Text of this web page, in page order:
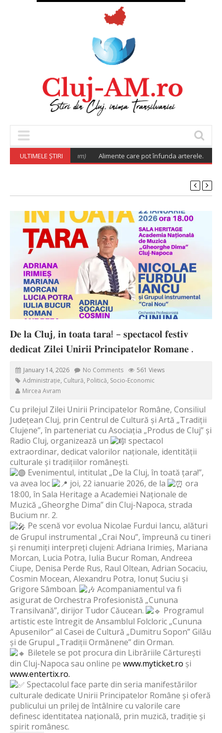
ULTIMELE ȘTIRI
(August 5, 2026 6:02 am) Alimente care pot înfunda arterele. Cu ce le
𝐃𝐞 𝐥𝐚 𝐂𝐥𝐮𝐣, 𝐢𝐧 𝐭𝐨𝐚𝐭𝐚 𝐭𝐚𝐫𝐚! – 𝐬𝐩𝐞𝐜𝐭𝐚𝐜𝐨𝐥 𝐟𝐞𝐬𝐭𝐢𝐯
𝐝𝐞𝐝𝐢𝐜𝐚𝐭 𝐙𝐢𝐥𝐞𝐢 𝐔𝐧𝐢𝐫𝐢𝐢 𝐏𝐫𝐢𝐧𝐜𝐢𝐩𝐚𝐭𝐞𝐥𝐨𝐫 𝐑𝐨𝐦𝐚𝐧𝐞 .
January 14, 2026 No Comments
561 Views
Administrație, Cultură, Politică, Socio-Economic
Mircea Avram
Cu prilejul Zilei Unirii Principatelor Române, Consiliul
Județean Cluj, prin Centrul de Cultură și Artă „Tradiții
Clujene”, în parteneriat cu Asociația „Produs de Cluj” și
Radio Cluj, organizează un
spectacol
extraordinar, dedicat valorilor naționale, identității
culturale și tradițiilor românești.
Evenimentul, intitulat „De la Cluj, în toată țara!”,
va avea loc
joi, 22 ianuarie 2026, de la
ora
18:00, în Sala Heritage a Academiei Naționale de
Muzică „Gheorghe Dima” din Cluj-Napoca, strada
Bucium nr. 2.
Pe scenă vor evolua Nicolae Furdui Iancu, alături
de Grupul instrumental „Crai Nou”, împreună cu tineri
și renumiți interpreți clujeni: Adriana Irimieș, Mariana
Morcan, Lucia Potra, Iulia Bucur Roman, Andreea
Ciupe, Denisa Perde Rus, Raul Oltean, Adrian Socaciu,
Cosmin Mocean, Alexandru Potra, Ionuț Suciu și
Grigore Sâmboan.
Acompaniamentul va fi
asigurat de Orchestra Profesionistă „Cununa
Transilvană”, dirijor Tudor Căucean.
Programul
artistic este întregit de Ansamblul Folcloric „Cununa
Apusenilor” al Casei de Cultură „Dumitru Sopon” Gilău
și de Grupul „Tradiții Ormănene” din Orman.
Biletele se pot procura din Librăriile Cărturești
din Cluj-Napoca sau online pe www.myticket.ro și
www.entertix.ro.
Spectacolul face parte din seria manifestărilor
culturale dedicate Unirii Principatelor Române și oferă
publicului un prilej de întâlnire cu valorile care
definesc identitatea națională, prin muzică, tradiție și
spirit românesc.